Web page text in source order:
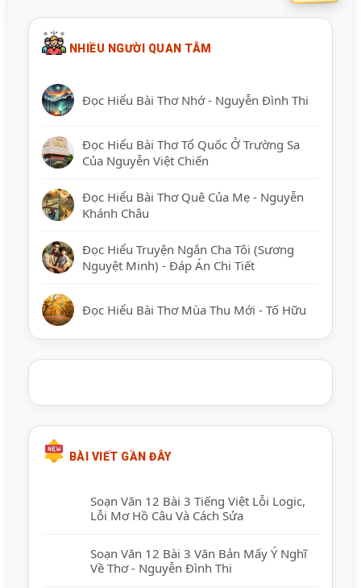
NHIỀU NGƯỜI QUAN TÂM
Đọc Hiểu Bài Thơ Nhớ - Nguyễn Đình Thi
Đọc Hiểu Bài Thơ Tổ Quốc Ở Trường Sa
Của Nguyễn Việt Chiến
Đọc Hiểu Bài Thơ Quê Của Mẹ - Nguyễn
Khánh Châu
Đọc Hiểu Truyện Ngắn Cha Tôi (Sương
Nguyệt Minh) - Đáp Án Chi Tiết
Đọc Hiểu Bài Thơ Mùa Thu Mới - Tố Hữu
BÀI VIẾT GẦN ĐÂY
Soạn Văn 12 Bài 3 Tiếng Việt Lỗi Logic,
Lỗi Mơ Hồ Câu Và Cách Sửa
Soạn Văn 12 Bài 3 Văn Bản Mấy Ý Nghĩ
Về Thơ - Nguyễn Đình Thi